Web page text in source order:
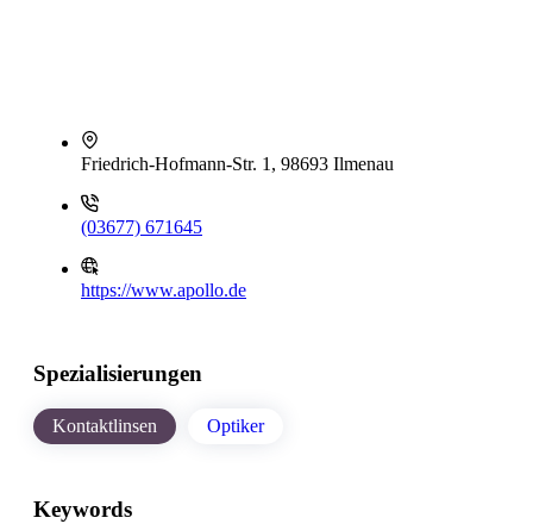
Friedrich-Hofmann-Str. 1, 98693 Ilmenau
(03677) 671645
https://www.apollo.de
Spezialisierungen
Kontaktlinsen Optiker
Keywords